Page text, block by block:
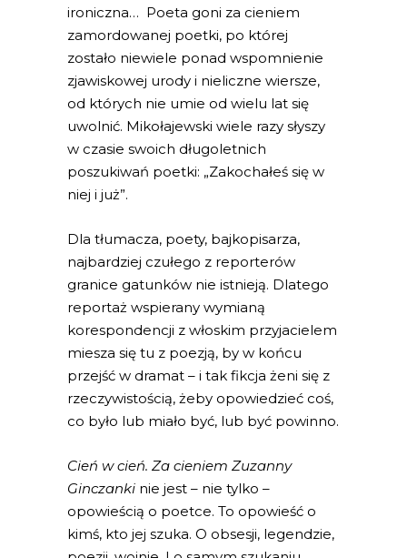
ironiczna… Poeta goni za cieniem
zamordowanej poetki, po której
zostało niewiele ponad wspomnienie
zjawiskowej urody i nieliczne wiersze,
od których nie umie od wielu lat się
uwolnić. Mikołajewski wiele razy słyszy
w czasie swoich długoletnich
poszukiwań poetki: „Zakochałeś się w
niej i już”.
Dla tłumacza, poety, bajkopisarza,
najbardziej czułego z reporterów
granice gatunków nie istnieją. Dlatego
reportaż wspierany wymianą
korespondencji z włoskim przyjacielem
miesza się tu z poezją, by w końcu
przejść w dramat – i tak fikcja żeni się z
rzeczywistością, żeby opowiedzieć coś,
co było lub miało być, lub być powinno.
Cień w cień. Za cieniem Zuzanny
Ginczanki nie jest – nie tylko –
opowieścią o poetce. To opowieść o
kimś, kto jej szuka. O obsesji, legendzie,